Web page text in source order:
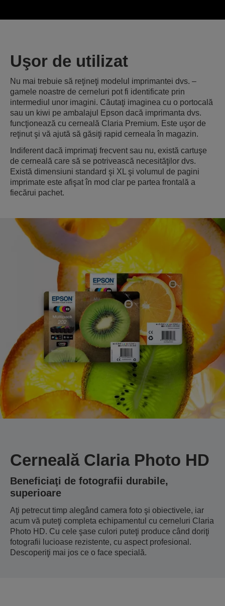
Uşor de utilizat
Nu mai trebuie să reţineţi modelul imprimantei dvs. –
gamele noastre de cerneluri pot fi identificate prin
intermediul unor imagini. Căutaţi imaginea cu o portocală
sau un kiwi pe ambalajul Epson dacă imprimanta dvs.
funcţionează cu cerneală Claria Premium. Este uşor de
reţinut şi vă ajută să găsiţi rapid cerneala în magazin.
Indiferent dacă imprimaţi frecvent sau nu, există cartuşe
de cerneală care să se potrivească necesităţilor dvs.
Există dimensiuni standard şi XL şi volumul de pagini
imprimate este afişat în mod clar pe partea frontală a
fiecărui pachet.
Cerneală Claria Photo HD
Beneficiaţi de fotografii durabile,
superioare
Aţi petrecut timp alegând camera foto şi obiectivele, iar
acum vă puteţi completa echipamentul cu cerneluri Claria
Photo HD. Cu cele şase culori puteţi produce când doriţi
fotografii lucioase rezistente, cu aspect profesional.
Descoperiţi mai jos ce o face specială.